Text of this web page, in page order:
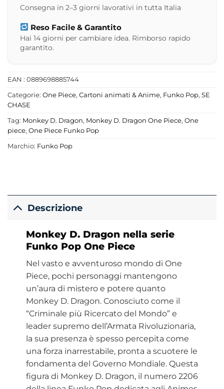
Consegna in 2–3 giorni lavorativi in tutta Italia
Reso Facile & Garantito
Hai 14 giorni per cambiare idea. Rimborso rapido
garantito.
EAN : 0889698885744
Categorie: One Piece, Cartoni animati & Anime, Funko Pop, SE
CHASE
Tag: Monkey D. Dragon, Monkey D. Dragon One Piece, One
piece, One Piece Funko Pop
Marchio: Funko Pop
Descrizione
Monkey D. Dragon nella serie
Funko Pop One Piece
Nel vasto e avventuroso mondo di One
Piece, pochi personaggi mantengono
un’aura di mistero e potere quanto
Monkey D. Dragon. Conosciuto come il
“Criminale più Ricercato del Mondo” e
leader supremo dell’Armata Rivoluzionaria,
la sua presenza è spesso percepita come
una forza inarrestabile, pronta a scuotere le
fondamenta del Governo Mondiale. Questa
figura di Monkey D. Dragon, il numero 2206